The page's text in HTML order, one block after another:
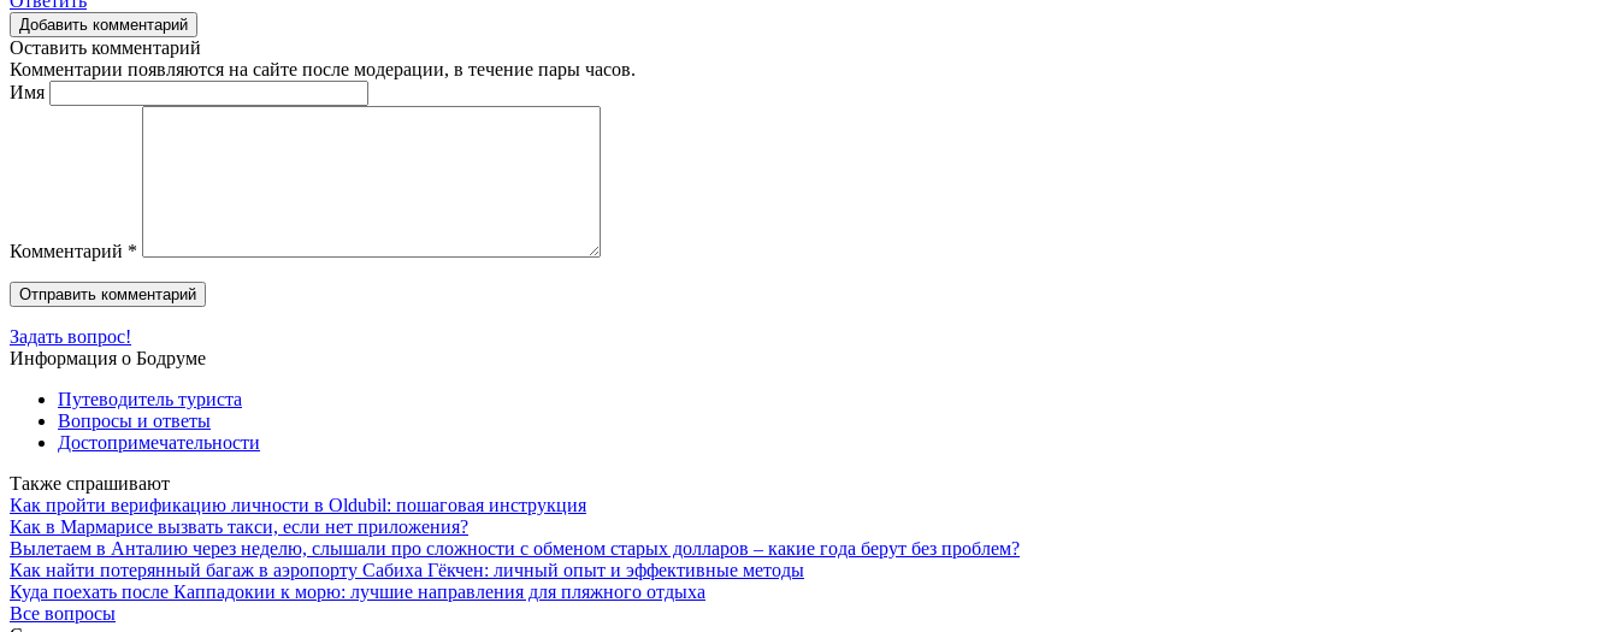
Добавить комментарий
Оставить комментарий
Комментарии появляются на сайте после модерации, в течение пары часов.
Имя
Комментарий *
Задать вопрос!
Информация о Бодруме
Путеводитель туриста
Вопросы и ответы
Достопримечательности
Также спрашивают
Как пройти верификацию личности в Oldubil: пошаговая инструкция
Как в Мармарисе вызвать такси, если нет приложения?
Вылетаем в Анталию через неделю, слышали про сложности с обменом старых долларов – какие года берут без проблем?
Как найти потерянный багаж в аэропорту Сабиха Гёкчен: личный опыт и эффективные методы
Куда поехать после Каппадокии к морю: лучшие направления для пляжного отдыха
Все вопросы